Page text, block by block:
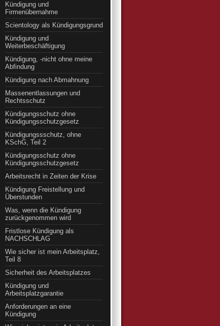
Kündigung und
Firmenübernahme
Scientology als Kündigungsgrund
Kündigung und
Weiterbeschäftigung
Kündigung, -nicht ohne meine
Abfindung
Kündigung nach Abmahnung
Massenentlassungen und
Rechtsschutz
Kündigungsschutz ohne
Kündigungsschutzgesetz
Kündigungssschutz, ohne
KSchG, Teil 2
Kündigungsschutz ohne
Kündigungsschutzgesetz
Arbeitsrecht in Zeiten der Krise
Kündigung Freistellung und
Überstunden
Was, wenn die Kündigung
zurückgenommen wird
Fristlose Kündigung als
NACHSCHLAG
Wie sicher ist mein Arbeitsplatz,
Teil 8
Sicherheit des Arbeitsplatzes
Kündigung und
Arbeitsplatzgarantie
Anforderungen an eine
Kündigung